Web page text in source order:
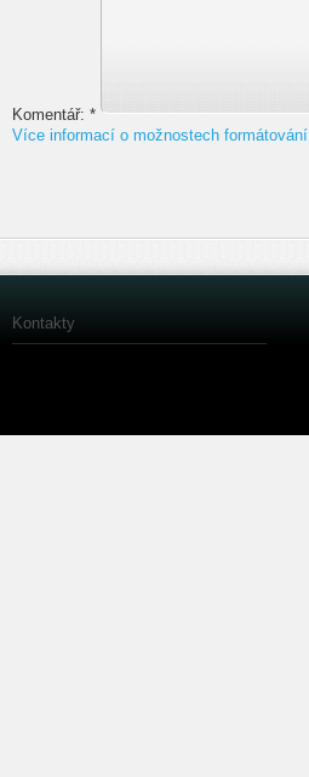
Komentář: *
Více informací o možnostech formátování
Kontakty